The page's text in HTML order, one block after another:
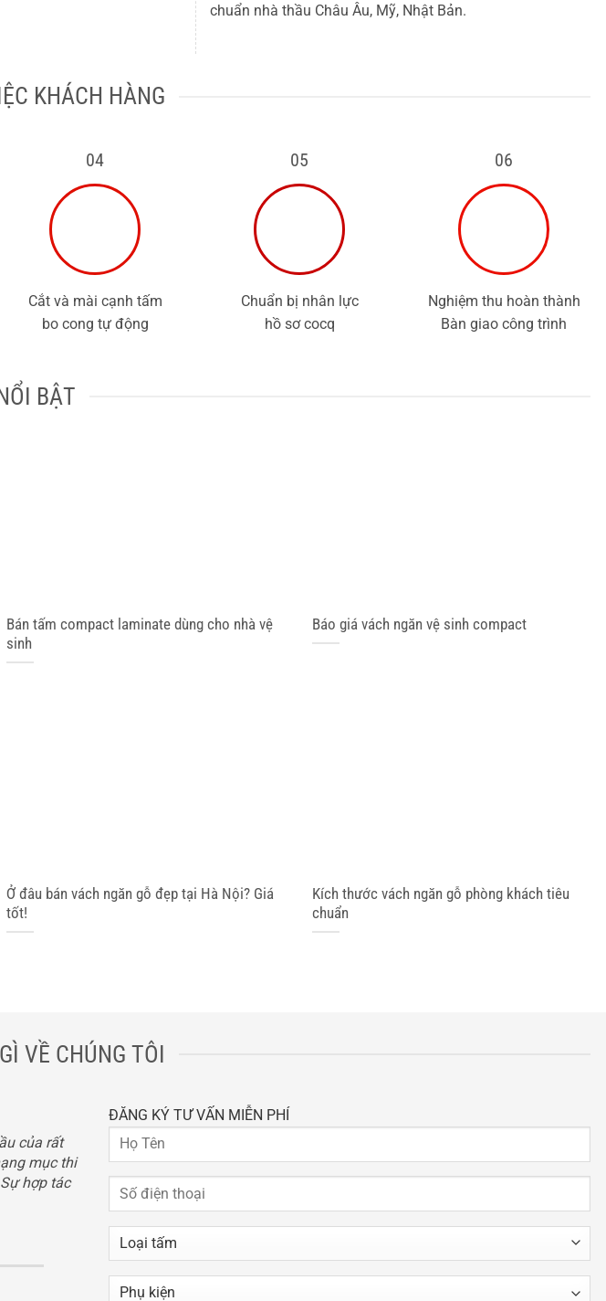
chuẩn nhà thầu Châu Âu, Mỹ, Nhật Bản.
KHÁCH HÀNG
04
Cắt và mài cạnh tấm
bo cong tự động
05
Chuẩn bị nhân lực
hồ sơ cocq
06
Nghiệm thu hoàn thành
Bàn giao công trình
BẬT
Bán tấm compact laminate dùng cho nhà vệ
sinh
Báo giá vách ngăn vệ sinh compact
Ở đâu bán vách ngăn gỗ đẹp tại Hà Nội? Giá
tốt!
Kích thước vách ngăn gỗ phòng khách tiêu
chuẩn
VỀ CHÚNG TÔI
của rất
mục thi
hợp tác
ĐĂNG KÝ TƯ VẤN MIỄN PHÍ